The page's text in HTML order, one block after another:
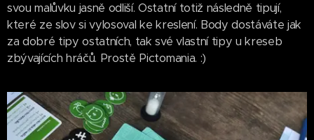
svou malůvku jasně odliší. Ostatní totiž následně tipují,
které ze slov si vylosoval ke kreslení. Body dostáváte jak
za dobré tipy ostatních, tak své vlastní tipy u kreseb
zbývajících hráčů. Prostě Pictomania. :)